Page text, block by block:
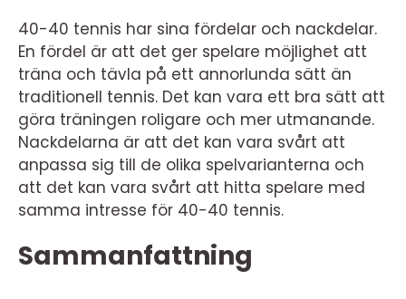
40-40 tennis har sina fördelar och nackdelar.
En fördel är att det ger spelare möjlighet att
träna och tävla på ett annorlunda sätt än
traditionell tennis. Det kan vara ett bra sätt att
göra träningen roligare och mer utmanande.
Nackdelarna är att det kan vara svårt att
anpassa sig till de olika spelvarianterna och
att det kan vara svårt att hitta spelare med
samma intresse för 40-40 tennis.
Sammanfattning